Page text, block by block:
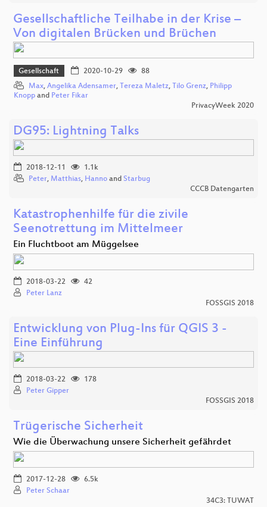
Gesellschaftliche Teilhabe in der Krise –
Von digitalen Brücken und Brüchen
Gesellschaft 2020-10-29
88
Max, Angelika Adensamer, Tereza Maletz, Tilo Grenz, Philipp
Knopp and Peter Fikar
PrivacyWeek 2020
DG95: Lightning Talks
2018-12-11
1.1k
Peter, Matthias, Hanno and Starbug
CCCB Datengarten
Katastrophenhilfe für die zivile
Seenotrettung im Mittelmeer
Ein Fluchtboot am Müggelsee
2018-03-22
42
Peter Lanz
FOSSGIS 2018
Entwicklung von Plug-Ins für QGIS 3 -
Eine Einführung
2018-03-22
178
Peter Gipper
FOSSGIS 2018
Trügerische Sicherheit
Wie die Überwachung unsere Sicherheit gefährdet
2017-12-28
6.5k
Peter Schaar
34C3: TUWAT